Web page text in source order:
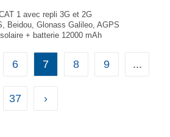
1 avec repli 3G et 2G
Beidou, Glonass Galileo, AGPS
+ batterie 12000 mAh
ATEX, IP67
du BLE 5.0 et du WiFi 7
: 212 × 86 × 30 mm
6 7 8 9 ...
37 ›